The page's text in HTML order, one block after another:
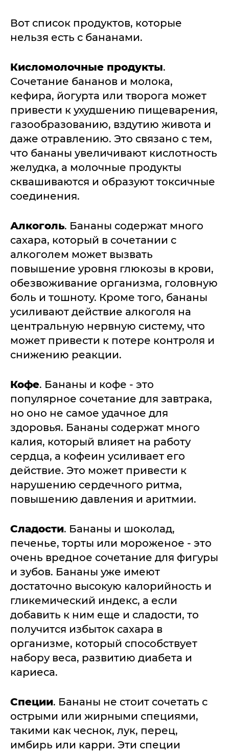
Вот список продуктов, которые
нельзя есть с бананами.
Кисломолочные продукты.
Сочетание бананов и молока,
кефира, йогурта или творога может
привести к ухудшению пищеварения,
газообразованию, вздутию живота и
даже отравлению. Это связано с тем,
что бананы увеличивают кислотность
желудка, а молочные продукты
сквашиваются и образуют токсичные
соединения.
Алкоголь. Бананы содержат много
сахара, который в сочетании с
алкоголем может вызвать
повышение уровня глюкозы в крови,
обезвоживание организма, головную
боль и тошноту. Кроме того, бананы
усиливают действие алкоголя на
центральную нервную систему, что
может привести к потере контроля и
снижению реакции.
Кофе. Бананы и кофе - это
популярное сочетание для завтрака,
но оно не самое удачное для
здоровья. Бананы содержат много
калия, который влияет на работу
сердца, а кофеин усиливает его
действие. Это может привести к
нарушению сердечного ритма,
повышению давления и аритмии.
Сладости. Бананы и шоколад,
печенье, торты или мороженое - это
очень вредное сочетание для фигуры
и зубов. Бананы уже имеют
достаточно высокую калорийность и
гликемический индекс, а если
добавить к ним еще и сладости, то
получится избыток сахара в
организме, который способствует
набору веса, развитию диабета и
кариеса.
Специи. Бананы не стоит сочетать с
острыми или жирными специями,
такими как чеснок, лук, перец,
имбирь или карри. Эти специи